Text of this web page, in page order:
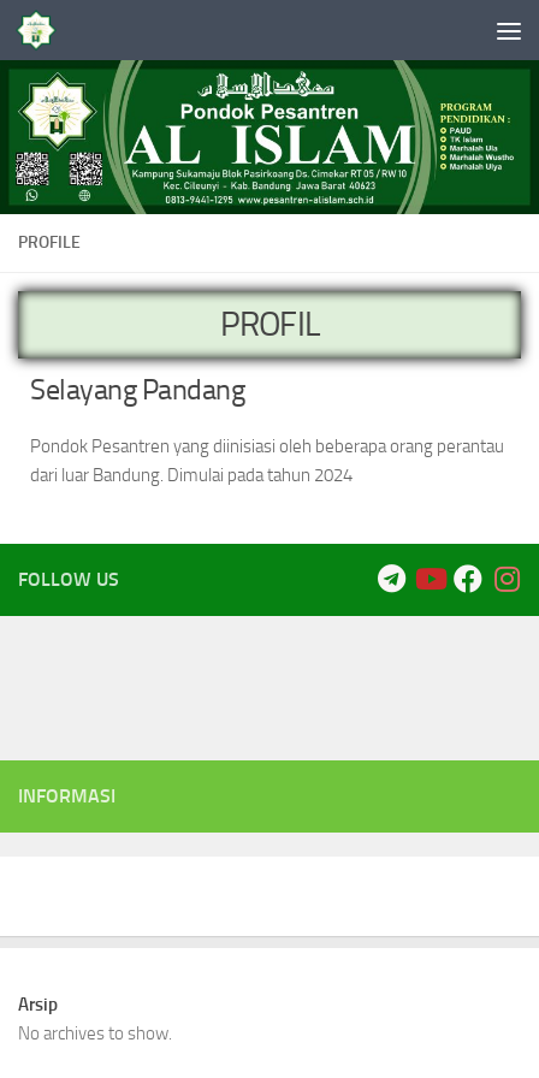
Skip to content
PROFILE
PROFIL
Selayang Pandang
Pondok Pesantren yang diinisiasi oleh beberapa orang perantau
dari luar Bandung. Dimulai pada tahun 2024
FOLLOW US
INFORMASI
Arsip
No archives to show.